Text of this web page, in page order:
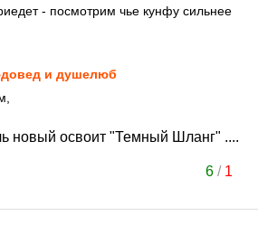
- посмотрим чье кунфу сильнее
и душелюб
новый освоит "Темный Шланг" ....
6/ 1